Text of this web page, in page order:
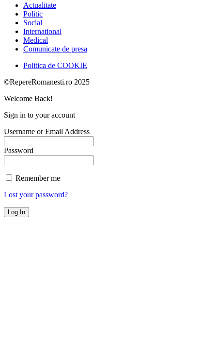
Actualitate
Politic
Social
International
Medical
Comunicate de presa
Politica de COOKIE
©RepereRomanesti.ro 2025
Welcome Back!
Sign in to your account
Username or Email Address
Password
Remember me
Lost your password?